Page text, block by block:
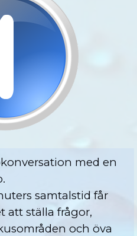
med en
samtalstid får
att ställa frågor,
och öva